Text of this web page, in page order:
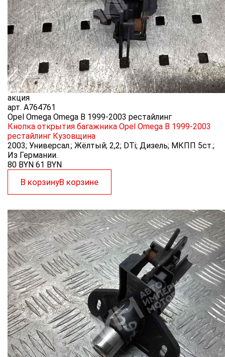
акция
арт. A764761
Opel Omega Omega B 1999-2003 рестайлинг
Кнопка открытия багажника Opel Omega B 1999-2003
рестайлинг Кузовщина
2003; Универсал.; Жёлтый; 2,2; DTi; Дизель; МКПП 5ст.;
Из Германии.
80 BYN 61 BYN
В корзинуВ корзине